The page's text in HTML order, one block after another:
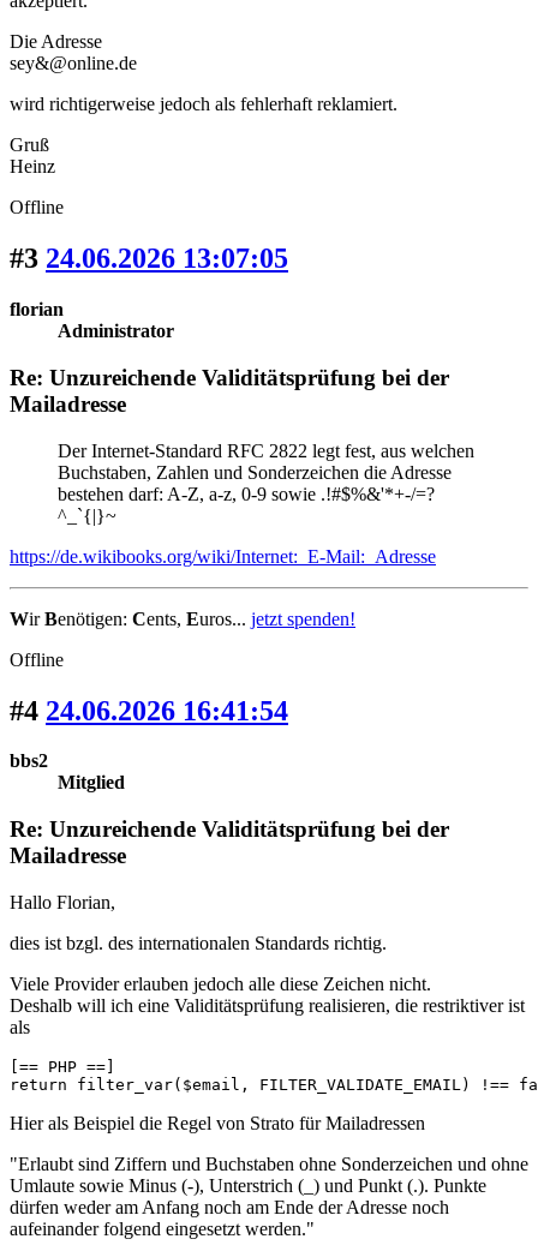
Die Adresse
sey&@online.de
wird richtigerweise jedoch als fehlerhaft reklamiert.
Gruß
Heinz
Offline
#3 24.06.2026 13:07:05
florian
Administrator
Re: Unzureichende Validitätsprüfung bei der
Mailadresse
Der Internet-Standard RFC 2822 legt fest, aus welchen
Buchstaben, Zahlen und Sonderzeichen die Adresse
bestehen darf: A-Z, a-z, 0-9 sowie .!#$%&'*+-/=?
^_`{|}~
https://de.wikibooks.org/wiki/Internet:_E-Mail:_Adresse
WirBenötigen: Cents, Euros... jetzt spenden!
Offline
#4 24.06.2026 16:41:54
bbs2
Mitglied
Re: Unzureichende Validitätsprüfung bei der
Mailadresse
Hallo Florian,
dies ist bzgl. des internationalen Standards richtig.
Viele Provider erlauben jedoch alle diese Zeichen nicht.
Deshalb will ich eine Validitätsprüfung realisieren, die restriktiver ist
als
[== PHP ==]
return filter_var($email, FILTER_VALIDATE_EMAIL) !==
Hier als Beispiel die Regel von Strato für Mailadressen
"Erlaubt sind Ziffern und Buchstaben ohne Sonderzeichen und ohne
Umlaute sowie Minus (-), Unterstrich (_) und Punkt (.). Punkte
dürfen weder am Anfang noch am Ende der Adresse noch
aufeinander folgend eingesetzt werden."